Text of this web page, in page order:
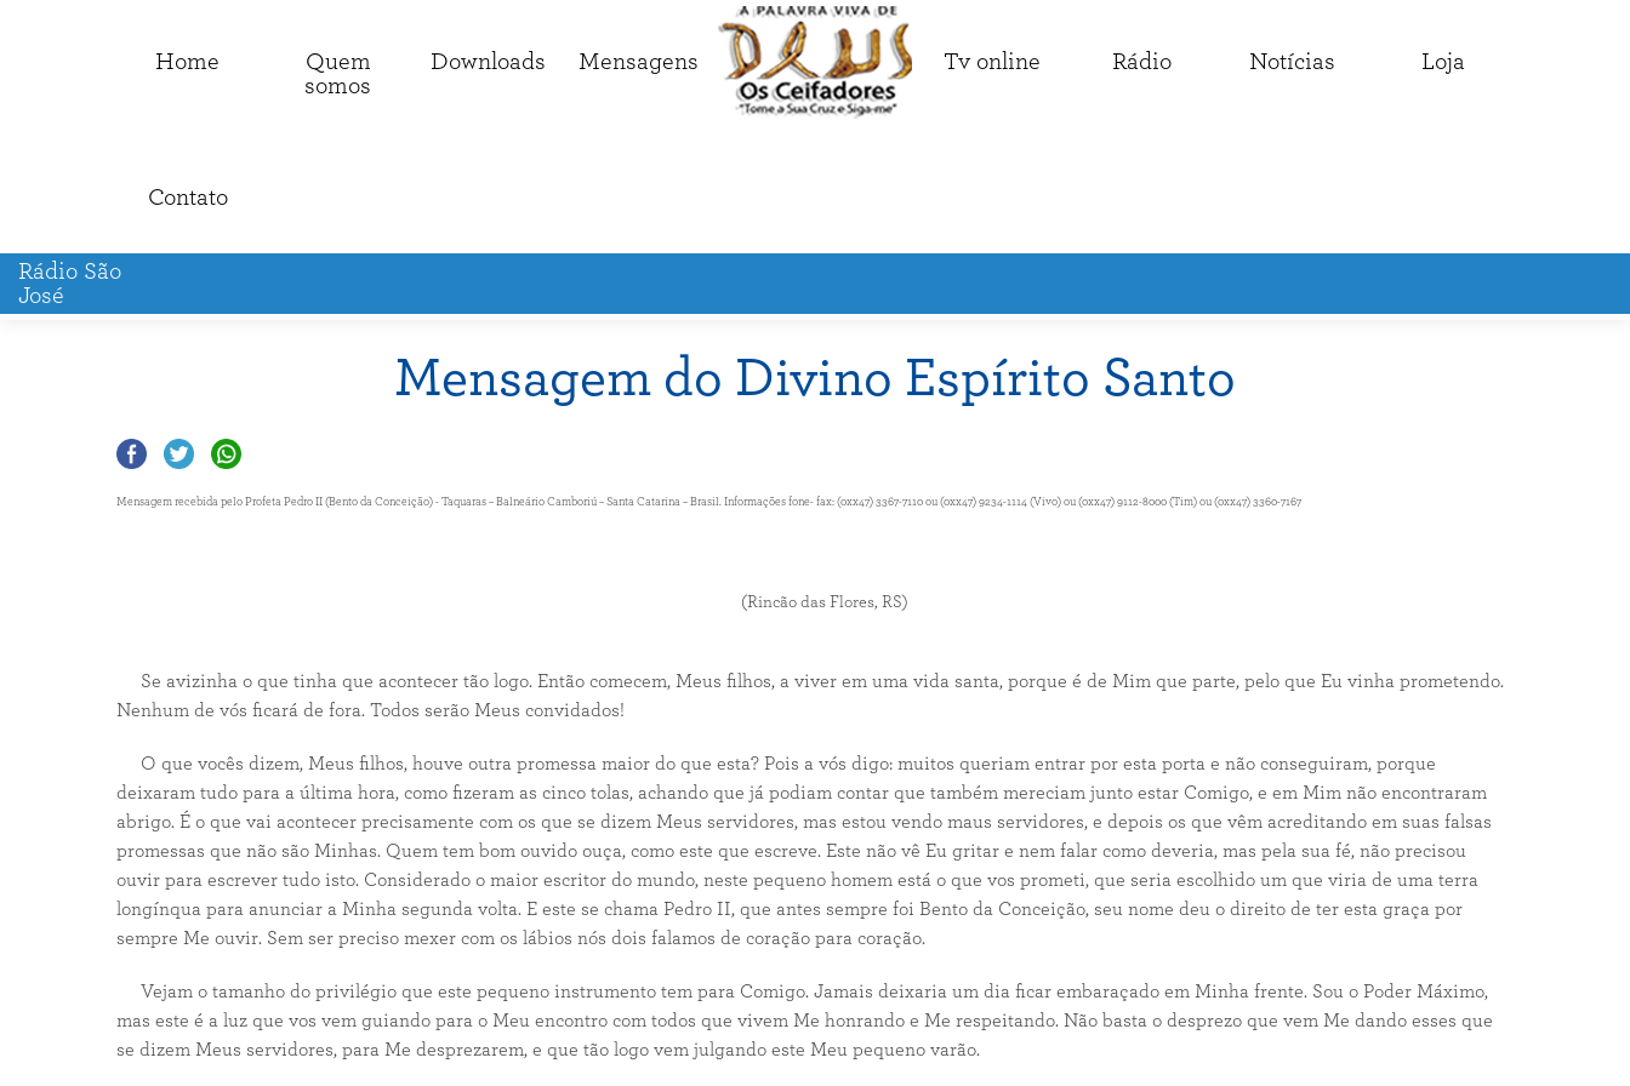
Home
Quem
somos
Downloads Mensagens Tv online Rádio Notícias Loja
Contato
Rádio São
José
Mensagem do Divino Espírito Santo
Mensagem recebida pelo Profeta Pedro II (Bento da Conceição) - Taquaras – Balneário Camboriú – Santa Catarina – Brasil. Informações fone- fax: (0xx47) 3367-7110 ou (0xx47) 9234-1114 (Vivo) ou (0xx47) 9112-8000 (Tim) ou (0xx47) 3360-7167
(Rincão das Flores, RS)
Se avizinha o que tinha que acontecer tão logo. Então comecem, Meus filhos, a viver em uma vida santa, porque é de Mim que parte, pelo que Eu vinha prometendo.
Nenhum de vós ficará de fora. Todos serão Meus convidados!
O que vocês dizem, Meus filhos, houve outra promessa maior do que esta? Pois a vós digo: muitos queriam entrar por esta porta e não conseguiram, porque
deixaram tudo para a última hora, como fizeram as cinco tolas, achando que já podiam contar que também mereciam junto estar Comigo, e em Mim não encontraram
abrigo. É o que vai acontecer precisamente com os que se dizem Meus servidores, mas estou vendo maus servidores, e depois os que vêm acreditando em suas falsas
promessas que não são Minhas. Quem tem bom ouvido ouça, como este que escreve. Este não vê Eu gritar e nem falar como deveria, mas pela sua fé, não precisou
ouvir para escrever tudo isto. Considerado o maior escritor do mundo, neste pequeno homem está o que vos prometi, que seria escolhido um que viria de uma terra
longínqua para anunciar a Minha segunda volta. E este se chama Pedro II, que antes sempre foi Bento da Conceição, seu nome deu o direito de ter esta graça por
sempre Me ouvir. Sem ser preciso mexer com os lábios nós dois falamos de coração para coração.
Vejam o tamanho do privilégio que este pequeno instrumento tem para Comigo. Jamais deixaria um dia ficar embaraçado em Minha frente. Sou o Poder Máximo,
mas este é a luz que vos vem guiando para o Meu encontro com todos que vivem Me honrando e Me respeitando. Não basta o desprezo que vem Me dando esses que
se dizem Meus servidores, para Me desprezarem, e que tão logo vem julgando este Meu pequeno varão.